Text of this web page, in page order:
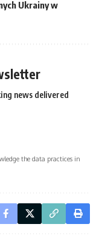
Ukrainy w
news delivered
the data practices in